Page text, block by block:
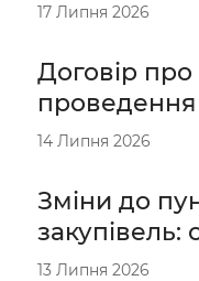
17 Липня 2026
Договір
проведення
14 Липня 2026
Зміни до
закупівель:
13 Липня 2026